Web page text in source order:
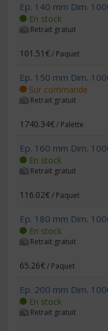
Ep. 140 mm Dim.
En stock
Retrait gratuit
101.51€/ Paquet
Ep. 150 mm Dim.
Sur commande
Retrait gratuit
1740.34€/ Palette
Ep. 160 mm Dim.
En stock
Retrait gratuit
116.02€/ Paquet
Ep. 180 mm Dim.
En stock
Retrait gratuit
65.26€/ Paquet
Ep. 200 mm Dim.
En stock
Retrait gratuit